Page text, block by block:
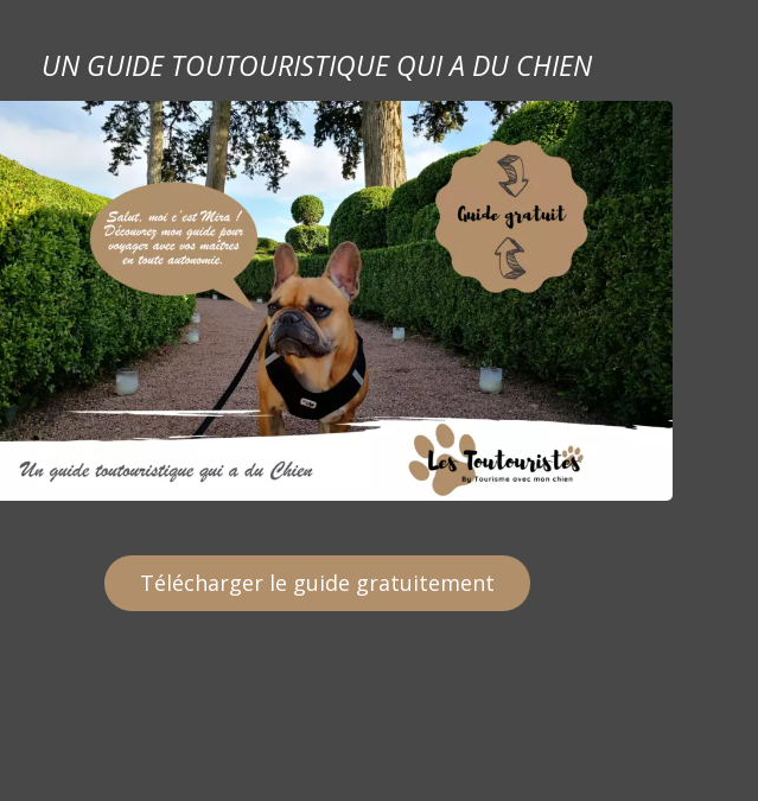
UN GUIDE TOUTOURISTIQUE QUI A DU CHIEN
Télécharger le guide gratuitement